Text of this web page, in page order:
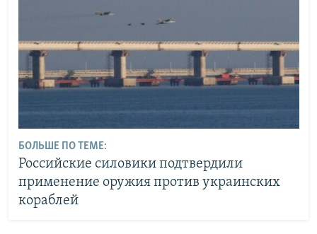
БОЛЬШЕ ПО ТЕМЕ:
Российские силовики подтвердили
применение оружия против украинских
кораблей